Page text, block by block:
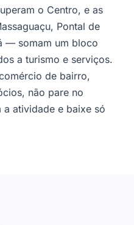
o Centro, e as
Pontal de
— somam um bloco
a turismo e serviços.
de bairro,
não pare no
atividade e baixe só